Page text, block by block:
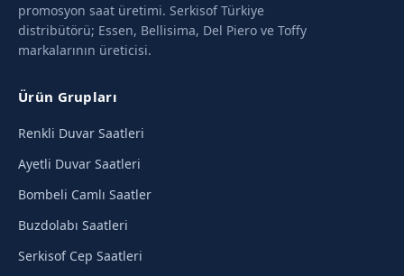
promosyon saat üretimi. Serkisof Türkiye
distribütörü; Essen, Bellisima, Del Piero ve Toffy
markalarının üreticisi.
Ürün Grupları
Renkli Duvar Saatleri
Ayetli Duvar Saatleri
Bombeli Camlı Saatler
Buzdolabı Saatleri
Serkisof Cep Saatleri